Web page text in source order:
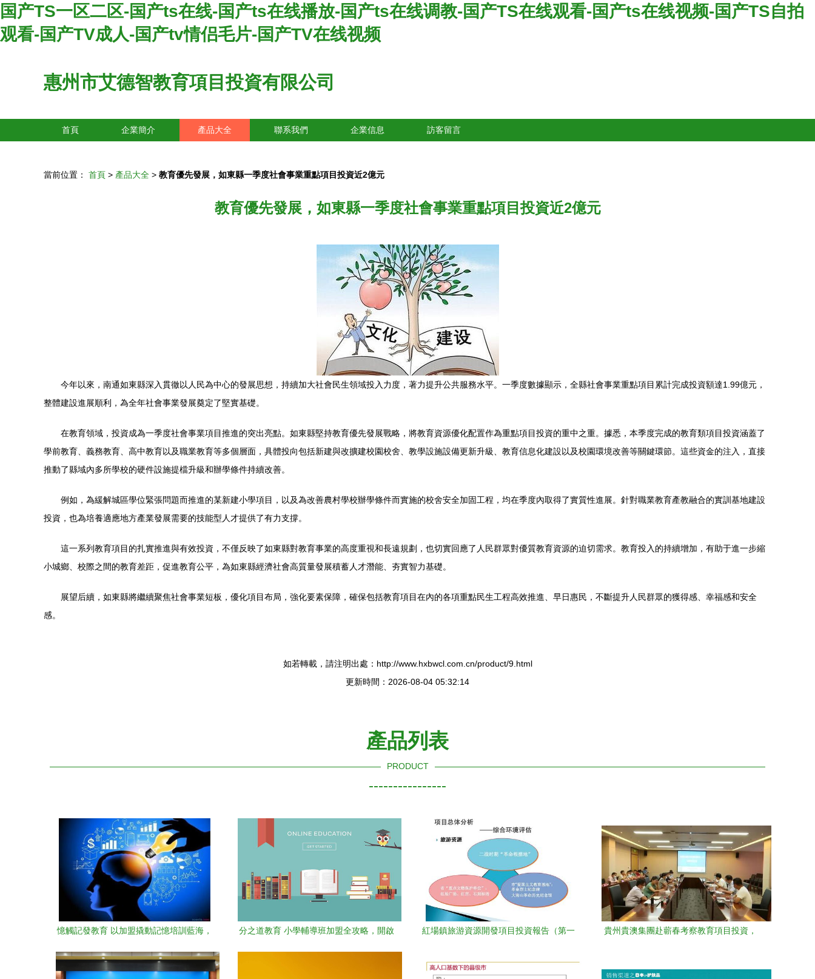
国产TS一区二区-国产ts在线-国产ts在线播放-国产ts在线调教-国产TS在线观看-国产ts在线视频-国产TS自拍
观看-国产TV成人-国产tv情侣毛片-国产TV在线视频
惠州市艾德智教育項目投資有限公司
首頁 企業簡介 產品大全 聯系我們 企業信息 訪客留言
當前位置： 首頁 > 產品大全 > 教育優先發展，如東縣一季度社會事業重點項目投資近2億元
教育優先發展，如東縣一季度社會事業重點項目投資近2億元
今年以來，南通如東縣深入貫徹以人民為中心的發展思想，持續加大社會民生領域投入力度，著力提升公共服務水平。一季度數據顯示，全縣社會事業重點項目累計完成投資額達1.99億元，
整體建設進展順利，為全年社會事業發展奠定了堅實基礎。
在教育領域，投資成為一季度社會事業項目推進的突出亮點。如東縣堅持教育優先發展戰略，將教育資源優化配置作為重點項目投資的重中之重。據悉，本季度完成的教育類項目投資涵蓋了
學前教育、義務教育、高中教育以及職業教育等多個層面，具體投向包括新建與改擴建校園校舍、教學設施設備更新升級、教育信息化建設以及校園環境改善等關鍵環節。這些資金的注入，直接
推動了縣域內多所學校的硬件設施提檔升級和辦學條件持續改善。
例如，為緩解城區學位緊張問題而推進的某新建小學項目，以及為改善農村學校辦學條件而實施的校舍安全加固工程，均在季度內取得了實質性進展。針對職業教育產教融合的實訓基地建設
投資，也為培養適應地方產業發展需要的技能型人才提供了有力支撐。
這一系列教育項目的扎實推進與有效投資，不僅反映了如東縣對教育事業的高度重視和長遠規劃，也切實回應了人民群眾對優質教育資源的迫切需求。教育投入的持續增加，有助于進一步縮
小城鄉、校際之間的教育差距，促進教育公平，為如東縣經濟社會高質量發展積蓄人才潛能、夯實智力基礎。
展望后續，如東縣將繼續聚焦社會事業短板，優化項目布局，強化要素保障，確保包括教育項目在內的各項重點民生工程高效推進、早日惠民，不斷提升人民群眾的獲得感、幸福感和安全
感。
如若轉載，請注明出處：http://www.hxbwcl.com.cn/product/9.html
更新時間：2026-08-04 05:32:14
產品列表
PRODUCT
----------------
憶觸記發教育 以加盟撬動記憶培訓藍海，
分之道教育 小學輔導班加盟全攻略，開啟
紅場鎮旅游資源開發項目投資報告（第一
貴州貴澳集團赴蘄春考察教育項目投資，